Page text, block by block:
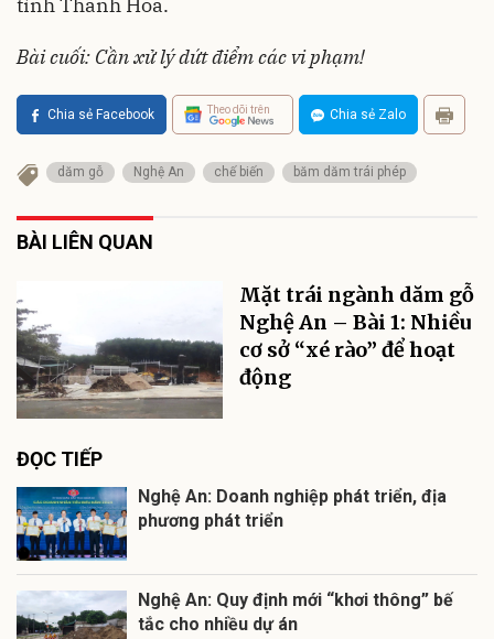
tỉnh Thanh Hóa.
Bài cuối: Cần xử lý dứt điểm các vi phạm!
Chia sẻ Facebook Theo dõi trên Chia sẻ Zalo
dăm gỗ Nghệ An chế biến băm dăm trái phép
BÀI LIÊN QUAN
Mặt trái ngành dăm gỗ
Nghệ An – Bài 1: Nhiều
cơ sở “xé rào” để hoạt
động
ĐỌC TIẾP
Nghệ An: Doanh nghiệp phát triển, địa
phương phát triển
Nghệ An: Quy định mới “khơi thông” bế
tắc cho nhiều dự án